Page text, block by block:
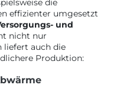
die
effizienter umgesetzt
und
nicht nur
liefert auch die
Produktion: